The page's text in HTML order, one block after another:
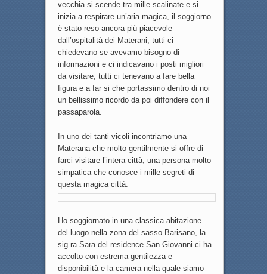
vecchia si scende tra mille scalinate e si
inizia a respirare un’aria magica, il soggiorno
è stato reso ancora più piacevole
dall’ospitalità dei Materani, tutti ci
chiedevano se avevamo bisogno di
informazioni e ci indicavano i posti migliori
da visitare, tutti ci tenevano a fare bella
figura e a far si che portassimo dentro di noi
un bellissimo ricordo da poi diffondere con il
passaparola.
In uno dei tanti vicoli incontriamo una
Materana che molto gentilmente si offre di
farci visitare l’intera città, una persona molto
simpatica che conosce i mille segreti di
questa magica città.
Ho soggiornato in una classica abitazione
del luogo nella zona del sasso Barisano, la
sig.ra Sara del residence San Giovanni ci ha
accolto con estrema gentilezza e
disponibilità e la camera nella quale siamo